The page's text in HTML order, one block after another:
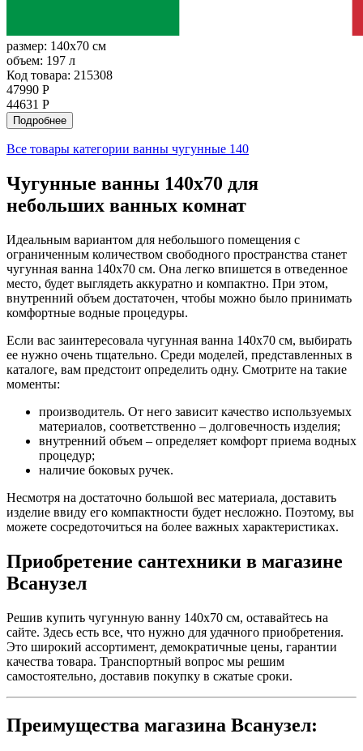
размер: 140x70 см
объем: 197 л
Код товара: 215308
47990 Р
44631 Р
Подробнее
Все товары категории ванны чугунные 140
Чугунные ванны 140х70 для
небольших ванных комнат
Идеальным вариантом для небольшого помещения с
ограниченным количеством свободного пространства станет
чугунная ванна 140х70 см. Она легко впишется в отведенное
место, будет выглядеть аккуратно и компактно. При этом,
внутренний объем достаточен, чтобы можно было принимать
комфортные водные процедуры.
Если вас заинтересовала чугунная ванна 140х70 см, выбирать
ее нужно очень тщательно. Среди моделей, представленных в
каталоге, вам предстоит определить одну. Смотрите на такие
моменты:
производитель. От него зависит качество используемых
материалов, соответственно – долговечность изделия;
внутренний объем – определяет комфорт приема водных
процедур;
наличие боковых ручек.
Несмотря на достаточно большой вес материала, доставить
изделие ввиду его компактности будет несложно. Поэтому, вы
можете сосредоточиться на более важных характеристиках.
Приобретение сантехники в магазине
Всанузел
Решив купить чугунную ванну 140х70 см, оставайтесь на
сайте. Здесь есть все, что нужно для удачного приобретения.
Это широкий ассортимент, демократичные цены, гарантии
качества товара. Транспортный вопрос мы решим
самостоятельно, доставив покупку в сжатые сроки.
Преимущества магазина Всанузел: